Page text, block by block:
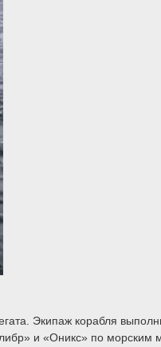
Экипаж корабля
и «Оникс» по морским